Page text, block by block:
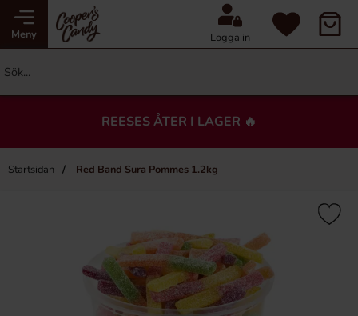
Meny Logga in
REESES ÅTER I LAGER 🔥
Startsidan Red Band Sura Pommes 1.2kg
Du kanske också gillar…
×